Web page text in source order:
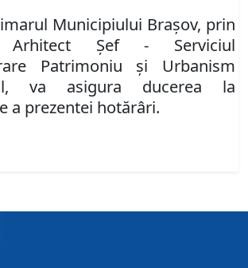
Municipiului Braşov, prin
Arhitect Şef - Serviciul
Patrimoniu şi Urbanism
va asigura ducerea la
a prezentei hotărâri.